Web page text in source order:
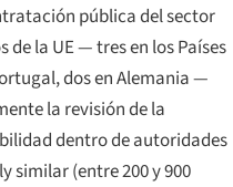
pública del sector
la UE — tres en los Países
dos en Alemania —
la revisión de la
dentro de autoridades
similar (entre 200 y 900